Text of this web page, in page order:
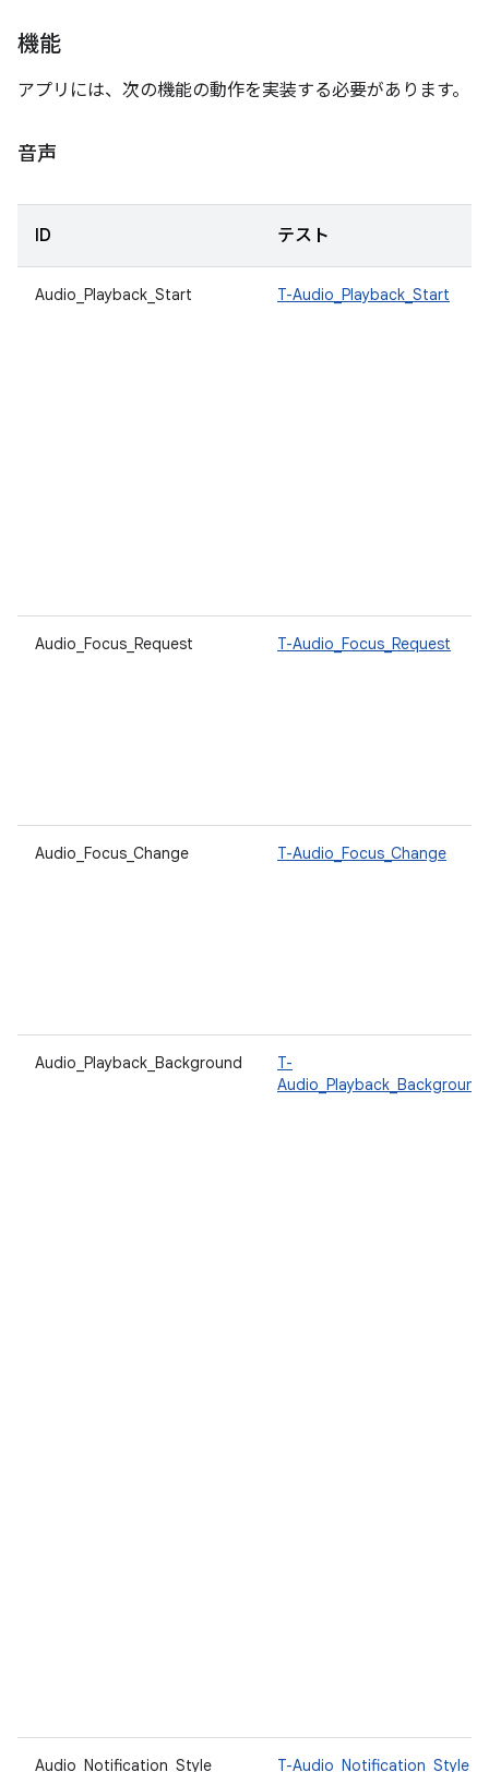
機能
アプリには、次の機能の動作を実装する必要があります。
音声
ID テスト
Audio_Playback_Start T-Audio_Playback_Start
Audio_Focus_Request T-Audio_Focus_Request
Audio_Focus_Change T-Audio_Focus_Change
Audio_Playback_Background
T-
Audio_Playback_Background
Audio_Notification_Style T-Audio_Notification_Style